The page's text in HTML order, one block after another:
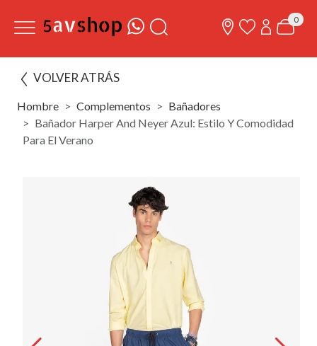
0
VOLVER ATRÁS
Hombre Complementos
Bañadores
Bañador Harper And Neyer Azul: Estilo Y Comodidad
Para El Verano